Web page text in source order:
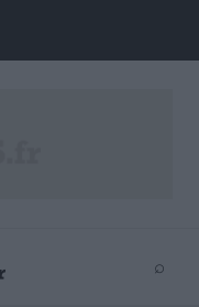
⌕